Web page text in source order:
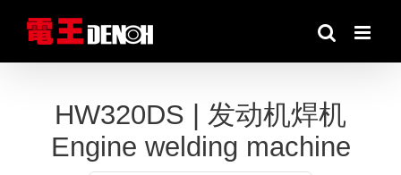
内
HW320DS | 发动机焊机
Engine welding machine